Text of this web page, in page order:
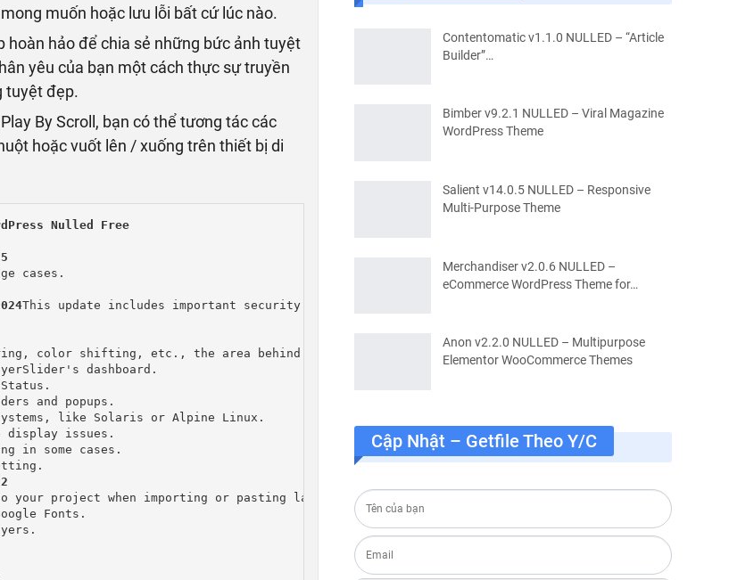
muốn hoặc lưu lỗi bất cứ lúc nào.
hoàn hảo để chia sẻ những bức ảnh tuyệt
yêu của bạn một cách thực sự truyền
tuyệt đẹp.
By Scroll, bạn có thể tương tác các
hoặc vuốt lên / xuống trên thiết bị di
Nulled Free
cases.
This update includes important security fixes.
color shifting, etc., the area behind layers.
dashboard.
and popups.
systems, like Solaris or Alpine Linux.
display issues.
in some cases.
your project when importing or pasting layers and slides.
Fonts.
Contentomatic v1.1.0 NULLED – “Article
Builder”…
Bimber v9.2.1 NULLED – Viral Magazine
WordPress Theme
Salient v14.0.5 NULLED – Responsive
Multi-Purpose Theme
Merchandiser v2.0.6 NULLED –
eCommerce WordPress Theme for…
Anon v2.2.0 NULLED – Multipurpose
Elementor WooCommerce Themes
Cập Nhật – Getfile Theo Y/c